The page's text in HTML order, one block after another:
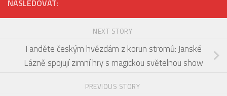
NÁSLEDOVAT:
NEXT STORY
Fanděte českým hvězdám z korun stromů: Janské
Lázně spojují zimní hry s magickou světelnou show
PREVIOUS STORY